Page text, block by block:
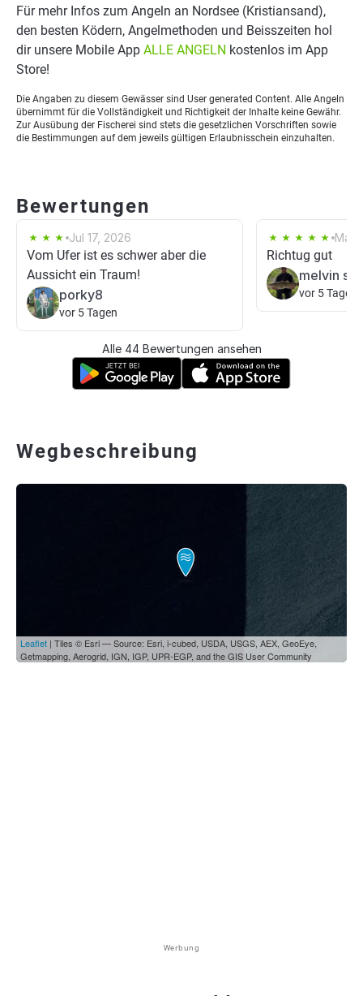
Für mehr Infos zum Angeln an Nordsee (Kristiansand),
den besten Ködern, Angelmethoden und Beisszeiten hol
dir unsere Mobile App ALLE ANGELN kostenlos im App
Store!
Die Angaben zu diesem Gewässer sind User generated Content. Alle Angeln
übernimmt für die Vollständigkeit und Richtigkeit der Inhalte keine Gewähr.
Zur Ausübung der Fischerei sind stets die gesetzlichen Vorschriften sowie
die Bestimmungen auf dem jeweils gültigen Erlaubnisschein einzuhalten.
Bewertungen
Jul 17, 2026
Vom Ufer ist es schwer aber die
Aussicht ein Traum!
porky8
vor 5 Tagen
May
Richtug gut
melvin
vor 5 Tagen
Alle 44 Bewertungen ansehen
Wegbeschreibung
Leaflet | Tiles © Esri — Source: Esri, i-cubed, USDA, USGS, AEX, GeoEye,
Getmapping, Aerogrid, IGN, IGP, UPR-EGP, and the GIS User Community
Werbung